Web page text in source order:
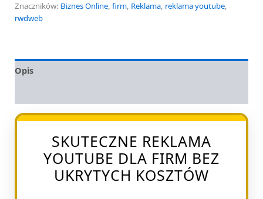
Znaczników: Biznes Online, firm, Reklama, reklama youtube,
rwdweb
Opis
SKUTECZNE REKLAMA
YOUTUBE DLA FIRM BEZ
UKRYTYCH KOSZTÓW